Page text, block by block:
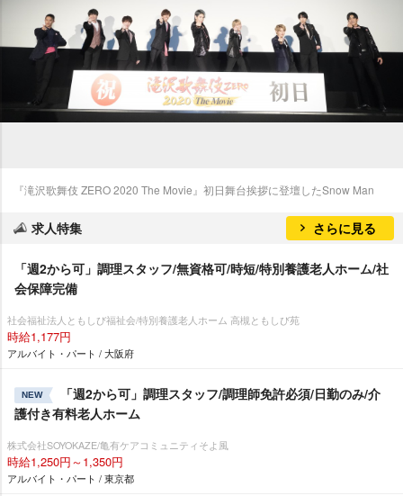
『滝沢歌舞伎 ZERO 2020 The Movie』初日舞台挨拶に登壇したSnow Man
求人特集 さらに見る
「週2から可」調理スタッフ/無資格可/時短/特別養護老人ホーム/社
会保障完備
社会福祉法人ともしび福祉会/特別養護老人ホーム 高槻ともしび苑
時給1,177円
アルバイト・パート / 大阪府
NEW
「週2から可」調理スタッフ/調理師免許必須/日勤のみ/介
護付き有料老人ホーム
株式会社SOYOKAZE/亀有ケアコミュニティそよ風
時給1,250円～1,350円
アルバイト・パート / 東京都